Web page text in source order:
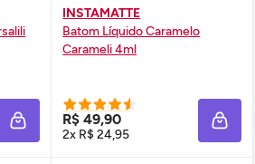
ADICIONAR À SACOLA
INSTAMATTE
Batom Líquido Caramelo
Carameli 4ml
R$ 49,90
2x R$ 24,95